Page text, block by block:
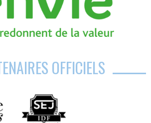
OFFICIELS